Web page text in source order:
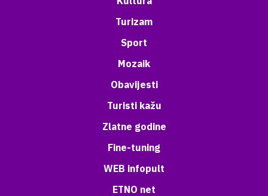
Turizam
Sport
Mozaik
Obavijesti
Turisti kažu
Zlatne godine
Fine-tuning
WEB infopult
ETNO net